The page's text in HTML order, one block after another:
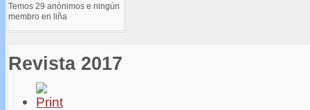
Temos 29 anónimos e ningún
membro en liña
Revista 2017